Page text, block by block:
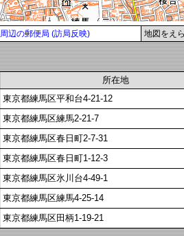
周辺の郵便局 (訪局反映) 地図をえ
所在地
東京都練馬区平和台4-21-12
東京都練馬区練馬2-21-7
東京都練馬区春日町2-7-31
東京都練馬区春日町1-12-3
東京都練馬区氷川台4-49-1
東京都練馬区練馬4-25-14
東京都練馬区田柄1-19-21